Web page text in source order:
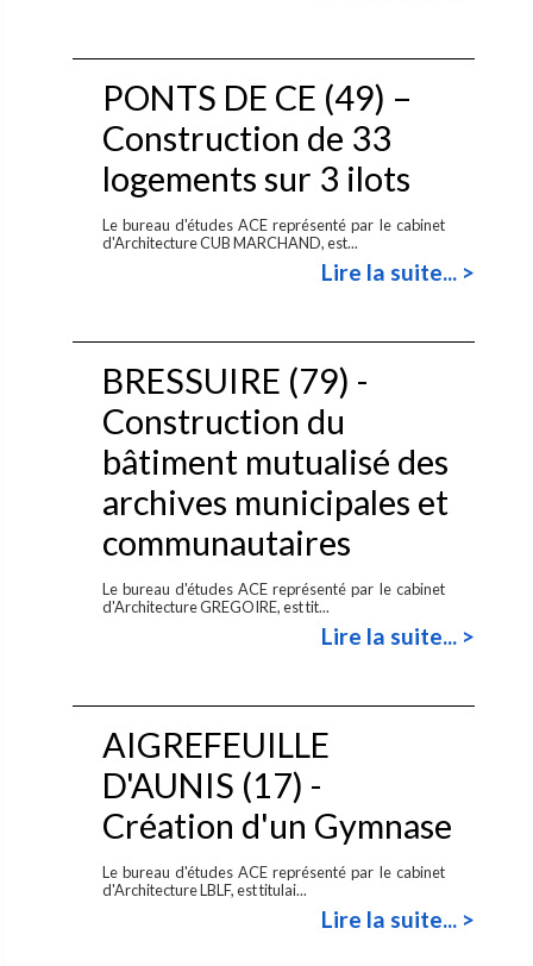
PONTS DE CE (49) –
Construction de 33
logements sur 3 ilots
Le bureau d'études ACE représenté par le cabinet
d'Architecture CUB MARCHAND, est...
Lire la suite... >
BRESSUIRE (79) -
Construction du
bâtiment mutualisé des
archives municipales et
communautaires
Le bureau d'études ACE représenté par le cabinet
d'Architecture GREGOIRE, est tit...
Lire la suite... >
AIGREFEUILLE
D'AUNIS (17) -
Création d'un Gymnase
Le bureau d'études ACE représenté par le cabinet
d'Architecture LBLF, est titulai...
Lire la suite... >